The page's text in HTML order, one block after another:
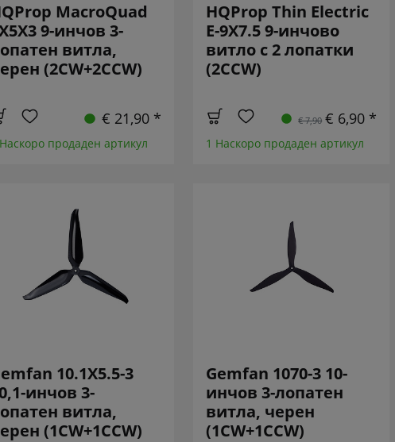
MacroQuad
9-инчов 3-
витла,
(2CW+2CCW)
€ 21,90 *
продаден артикул
HQProp Thin Electric
E-9X7.5 9-инчово
витло с 2 лопатки
(2CCW)
€ 7,90 € 6,90 *
1 Наскоро продаден артикул
10.1X5.5-3
инчов 3-
витла,
(1CW+1CCW)
Gemfan 1070-3 10-
инчов 3-лопатен
витла, черен
(1CW+1CCW)